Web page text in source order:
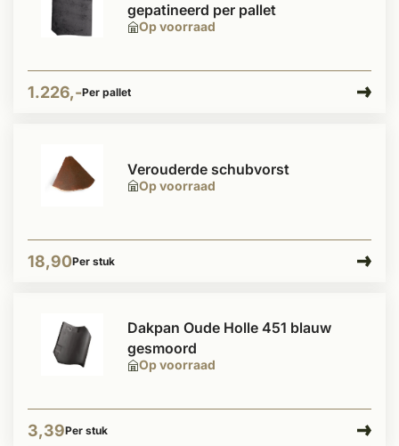
Op voorraad
gepatineerd per pallet
1.226,-Per pallet
Op voorraad
Verouderde schubvorst
18,90Per stuk
Op voorraad
Dakpan Oude Holle 451 blauw
gesmoord
3,39Per stuk